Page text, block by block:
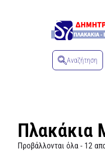
Αναζήτηση
Πλακάκια
Προβάλλονται όλα - 12